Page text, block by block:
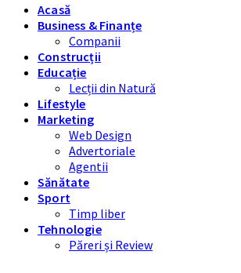
Acasă
Business & Finanțe
Companii
Construcții
Educație
Lecții din Natură
Lifestyle
Marketing
Web Design
Advertoriale
Agentii
Sănătate
Sport
Timp liber
Tehnologie
Păreri și Review